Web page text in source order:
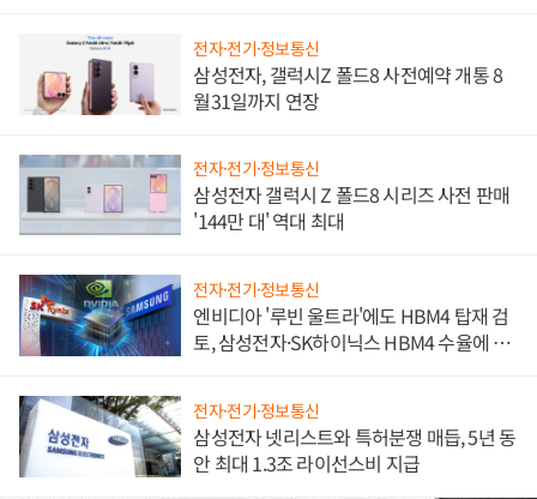
전자·전기·정보통신
삼성전자, 갤럭시Z 폴드8 사전예약 개통 8
월31일까지 연장
전자·전기·정보통신
삼성전자 갤럭시 Z 폴드8 시리즈 사전 판매
'144만 대' 역대 최대
전자·전기·정보통신
엔비디아 '루빈 울트라'에도 HBM4 탑재 검
토, 삼성전자·SK하이닉스 HBM4 수율에 주
전자·전기·정보통신
삼성전자 넷리스트와 특허분쟁 매듭, 5년 동
안 최대 1.3조 라이선스비 지급